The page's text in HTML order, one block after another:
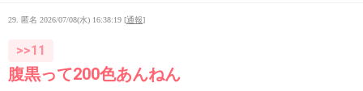
29. 匿名 2026/07/08(水) 16:38:19 [通報]
>>11
腹黒って200色あんねん